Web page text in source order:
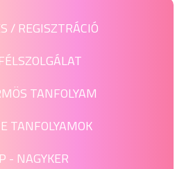
/ REGISZTRÁCIÓ
TANFOLYAM
TANFOLYAMOK
- NAGYKER